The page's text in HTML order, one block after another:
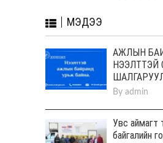
МЭДЭЭ
АЖЛЫН
НЭЭЛТТЭЙ
By admin
Увс аймагт
байгалийн